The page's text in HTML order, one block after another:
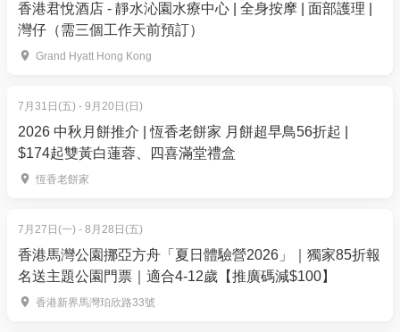
於「01空間」購票，每消費$1即可賺取1「01積
分」。揀啱心水活動，以100分扣減$1購買門票。玩完
再賺，賺完再買、再食、再玩！
香港君悅酒店 - 靜水沁園水療中心 | 全身按摩 | 面部護理 |
灣仔（需三個工作天前預訂）
Grand Hyatt Hong Kong
7月31日(五) - 9月20日(日)
2026 中秋月餅推介 | 恆香老餅家 月餅超早鳥56折起 |
$174起雙黃白蓮蓉、四喜滿堂禮盒
恆香老餅家
7月27日(一) - 8月28日(五)
香港馬灣公園挪亞方舟「夏日體驗營2026」｜獨家85折報
名送主題公園門票｜適合4-12歲【推廣碼減$100】
香港新界馬灣珀欣路33號